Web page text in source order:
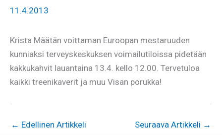
11.4.2013
Krista Määtän voittaman Euroopan mestaruuden
kunniaksi terveyskeskuksen voimailutiloissa pidetään
kakkukahvit lauantaina 13.4. kello 12.00. Tervetuloa
kaikki treenikaverit ja muu Visan porukka!
← Edellinen Artikkeli Seuraava Artikkeli →